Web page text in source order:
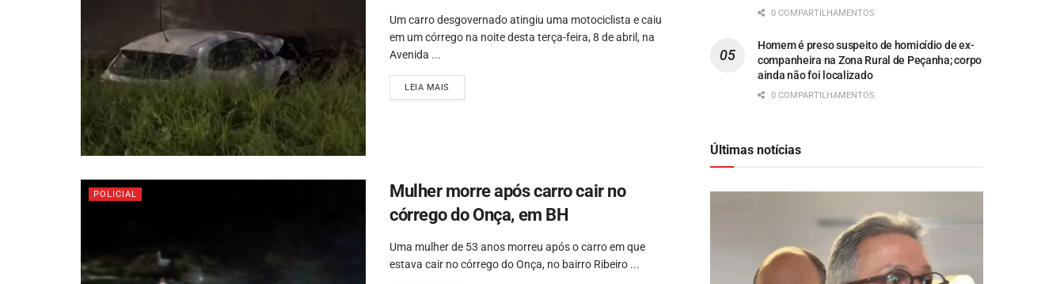
Um carro desgovernado atingiu uma motociclista e caiu
em um córrego na noite desta terça-feira, 8 de abril, na
Avenida ...
LEIA MAIS
POLICIAL
Mulher morre após carro cair no
córrego do Onça, em BH
Uma mulher de 53 anos morreu após o carro em que
estava cair no córrego do Onça, no bairro Ribeiro ...
0 COMPARTILHAMENTOS
Homem é preso suspeito de homicídio de ex-
companheira na Zona Rural de Peçanha; corpo
ainda não foi localizado
0 COMPARTILHAMENTOS
Últimas notícias